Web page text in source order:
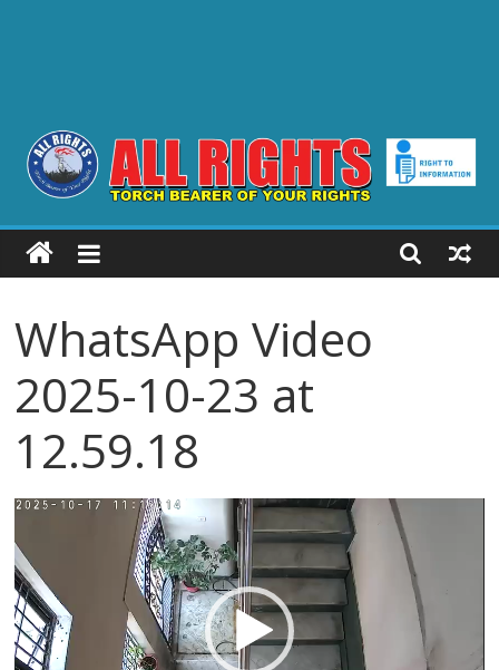
ALL
RIGHTS
Torch
Bearer
of
your
Rights
WhatsApp Video
2025-10-23 at
12.59.18
Video
Player